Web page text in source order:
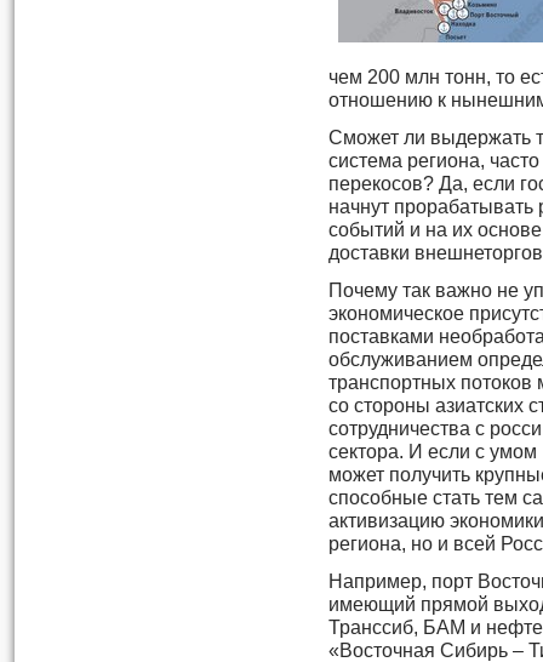
чем 200 млн тонн, то
отношению к
Сможет ли выдержать
система региона,
перекосов? Да, если
начнут
событий и на их
доставки
Почему так важно не
экономическое
поставками
обслуживанием
транспортных
со стороны азиатских
сотрудничества с
сектора. И если с умом
может получить
способные стать тем
активизацию
региона, но и всей
Например, порт
имеющий прямой
Транссиб, БАМ и
«Восточная Сибирь –